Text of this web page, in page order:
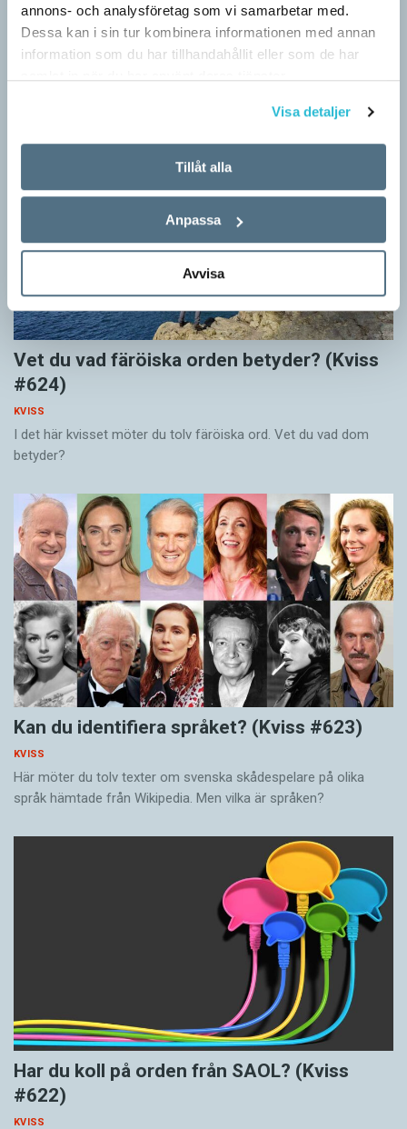
annons- och analysföretag som vi samarbetar med.
Dessa kan i sin tur kombinera informationen med annan
information som du har tillhandahållit eller som de har
Visa detaljer
Tillåt alla
Anpassa
Avvisa
#625)
Vet du vad färöiska orden betyder? (Kviss
#624)
KVISS
I det här kvisset möter du tolv färöiska ord. Vet du vad dom
betyder?
Kan du identifiera språket? (Kviss #623)
KVISS
Här möter du tolv texter om svenska skådespelare på olika
språk hämtade från Wikipedia. Men vilka är språken?
Har du koll på orden från SAOL? (Kviss
#622)
KVISS